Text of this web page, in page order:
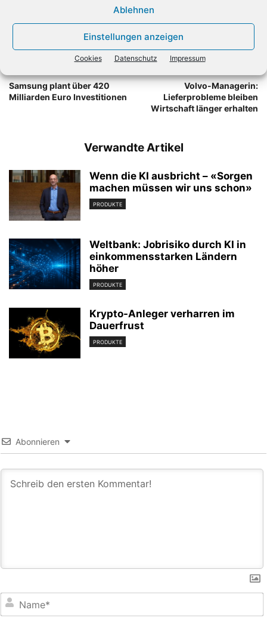
Ablehnen
Einstellungen anzeigen
Cookies Datenschutz Impressum
Samsung plant über 420
Milliarden Euro Investitionen
Volvo-Managerin:
Lieferprobleme bleiben
Wirtschaft länger erhalten
Verwandte Artikel
Wenn die KI ausbricht – «Sorgen
machen müssen wir uns schon»
PRODUKTE
Weltbank: Jobrisiko durch KI in
einkommensstarken Ländern
höher
PRODUKTE
Krypto-Anleger verharren im
Dauerfrust
PRODUKTE
Abonnieren